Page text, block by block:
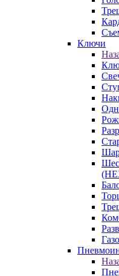
Ключи